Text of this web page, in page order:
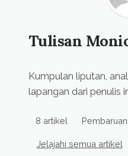
Tulisan
Kumpulan liputan,
lapangan dari penulis
8 artikel
Jelajahi semua artikel